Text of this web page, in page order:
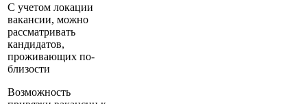
С учетом локации
вакансии, можно
рассматривать
кандидатов,
проживающих по-
близости
Возможность